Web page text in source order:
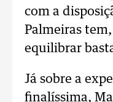
com a
Palmeiras
equilibrar
Já sobre a
finalíssima,